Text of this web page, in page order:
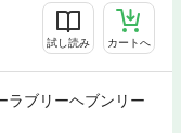
試し読み カートへ
ラブリーヘブンリー